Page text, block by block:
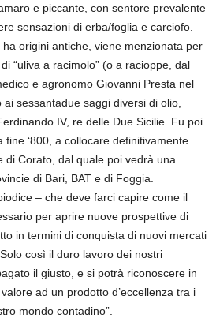
e piccante, con sentore prevalente
sensazioni di erba/foglia e carciofo.
origini antiche, viene menzionata per
“uliva a racimolo” (o a racioppe, dal
e agronomo Giovanni Presta nel
sessantadue saggi diversi di olio,
IV, re delle Due Sicilie. Fu poi
fine ‘800, a collocare definitivamente
di Corato, dal quale poi vedrà una
di Bari, BAT e di Foggia.
– che deve farci capire come il
per aprire nuove prospettive di
in termini di conquista di nuovi mercati
così il duro lavoro dei nostri
il giusto, e si potrà riconoscere in
ad un prodotto d’eccellenza tra i
mondo contadino”.